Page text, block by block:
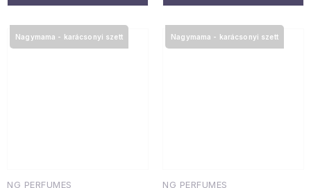
NG PERFUMES
Nagymama - karácsonyi szett
NG PERFUMES
Nagymama - karácsonyi szett